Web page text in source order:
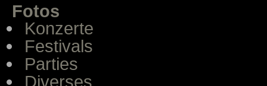
Fotos
Konzerte
Festivals
Parties
Diverses